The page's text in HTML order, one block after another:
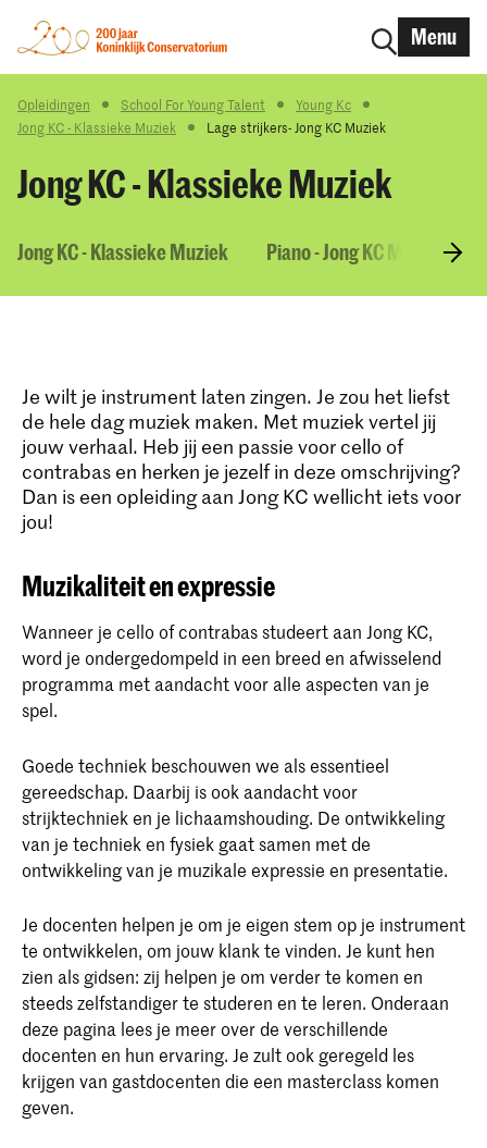
Menu
Opleidingen School For Young Talent
Young Kc
Jong KC - Klassieke Muziek
Lage strijkers- Jong KC Muziek
Jong KC - Klassieke Muziek
Jong KC - Klassieke Muziek Piano - Jong KC Muziek
Je wilt je instrument laten zingen. Je zou het liefst
de hele dag muziek maken. Met muziek vertel jij
jouw verhaal. Heb jij een passie voor cello of
contrabas en herken je jezelf in deze omschrijving?
Dan is een opleiding aan Jong KC wellicht iets voor
jou!
Muzikaliteit en expressie
Wanneer je cello of contrabas studeert aan Jong KC,
word je ondergedompeld in een breed en afwisselend
programma met aandacht voor alle aspecten van je
spel.
Goede techniek beschouwen we als essentieel
gereedschap. Daarbij is ook aandacht voor
strijktechniek en je lichaamshouding. De ontwikkeling
van je techniek en fysiek gaat samen met de
ontwikkeling van je muzikale expressie en presentatie.
Je docenten helpen je om je eigen stem op je instrument
te ontwikkelen, om jouw klank te vinden. Je kunt hen
zien als gidsen: zij helpen je om verder te komen en
steeds zelfstandiger te studeren en te leren. Onderaan
deze pagina lees je meer over de verschillende
docenten en hun ervaring. Je zult ook geregeld les
krijgen van gastdocenten die een masterclass komen
geven.